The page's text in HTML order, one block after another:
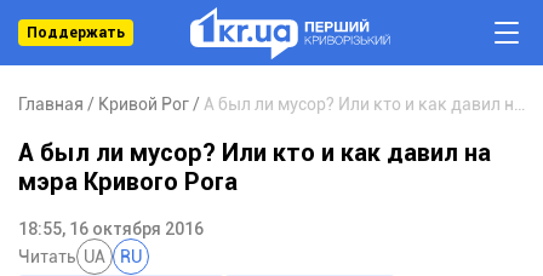
Поддержать
Главная Кривой Рог
А был ли мусор? Или кто и как давил на
мэра Кривого Рога
18:55, 16 октября 2016
Читать UA RU